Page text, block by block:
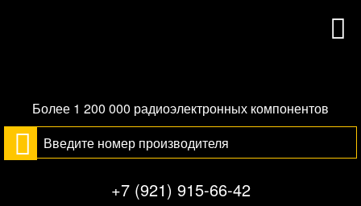
Более 1 200 000 радиоэлектронных компонентов
+7 (921) 915-66-42